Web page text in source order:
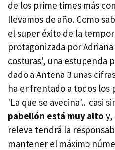
de los prime times más
llevamos de año. Como
el super éxito de la
protagonizada por
costuras', una estupenda
dado a Antena 3 unas
ha enfrentado a todos los
'La que se avecina'... casi
pabellón está muy alto y,
releve tendrá la
mantener el máximo